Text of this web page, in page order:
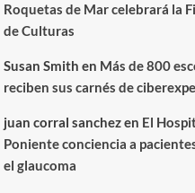
Roquetas de Mar celebrará la
de Culturas
Susan Smith en Más de 800
reciben sus carnés de
juan corral sanchezen El
Poniente conciencia a
el glaucoma